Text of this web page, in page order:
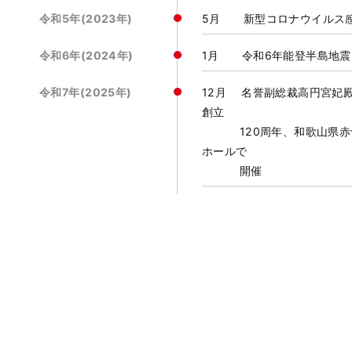
令和5年(2023年) 5月 新型コロナウイルス
令和6年(2024年) 1月 令和6年能登半島地震
令和7年(2025年)
12月 名誉副総裁高円宮妃
創立
120周年、和歌山県赤十
ホールで
開催